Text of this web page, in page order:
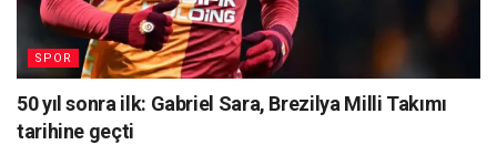
SPOR
50 yıl sonra ilk: Gabriel Sara, Brezilya Milli Takımı
tarihine geçti